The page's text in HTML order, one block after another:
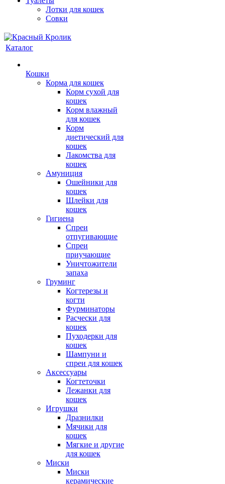
Лотки для кошек
Совки
Каталог
Кошки
Корма для кошек
Корм сухой для
кошек
Корм влажный
для кошек
Корм
диетический для
кошек
Лакомства для
кошек
Амуниция
Ошейники для
кошек
Шлейки для
кошек
Гигиена
Спреи
отпугивающие
Спреи
приучающие
Уничтожители
запаха
Груминг
Когтерезы и
когти
Фурминаторы
Расчески для
кошек
Пуходерки для
кошек
Шампуни и
спреи для кошек
Аксессуары
Когтеточки
Лежанки для
кошек
Игрушки
Дразнилки
Мячики для
кошек
Мягкие и другие
для кошек
Миски
Миски
керамические